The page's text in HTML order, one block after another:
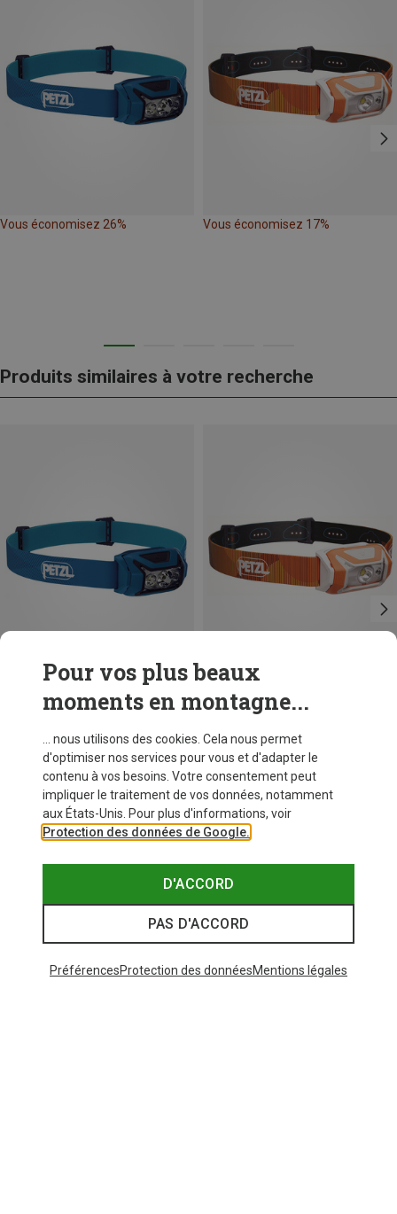
Vous économisez 26% Vous économisez 17%
Produits similaires à votre recherche
Vous économisez 26% Vous économisez 17%
Pour vos plus beaux
moments en montagne...
... nous utilisons des cookies. Cela nous permet
d'optimiser nos services pour vous et d'adapter le
contenu à vos besoins. Votre consentement peut
impliquer le traitement de vos données, notamment
aux États-Unis. Pour plus d'informations, voir
Protection des données de Google.
D'ACCORD
PAS D'ACCORD
PréférencesProtection des donnéesMentions légales